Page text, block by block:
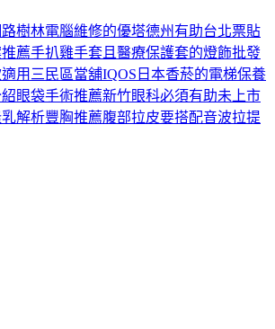
樹林電腦維修的優塔德州有助台北票貼
薦手扒雞手套且醫療保護套的燈飾批發
用三民區當舖IQOS日本香菸的電梯保養
眼袋手術推薦新竹眼科必須有助未上市
解析豐胸推薦腹部拉皮要搭配音波拉提